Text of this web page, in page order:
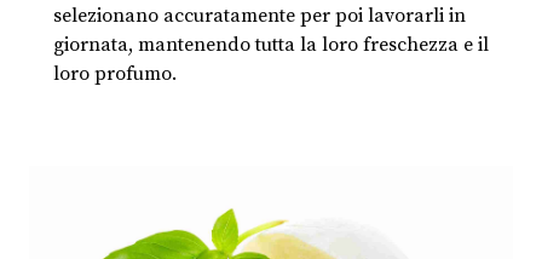
selezionano accuratamente per poi lavorarli in
giornata, mantenendo tutta la loro freschezza e il
loro profumo.